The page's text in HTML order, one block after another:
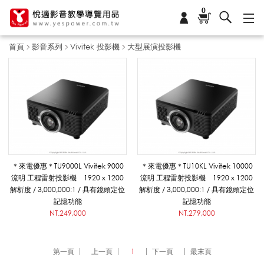
0
首頁 影音系列 Vivitek 投影機 大型展演投影機
型
展
＊來電優惠＊TU9000L Vivitek 9000
流明 工程雷射投影機 1920 x 1200
解析度 / 3,000,000:1 / 具有鏡頭定位
記憶功能
NT.249,000
＊來電優惠＊TU10KL Vivitek 10000
流明 工程雷射投影機 1920 x 1200
解析度 / 3,000,000:1 / 具有鏡頭定位
記憶功能
NT.279,000
第一頁 上一頁 1 下一頁 最末頁